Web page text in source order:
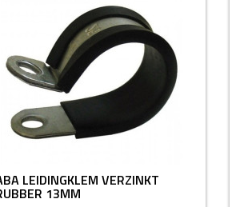
LEIDINGKLEM VERZINKT
13MM